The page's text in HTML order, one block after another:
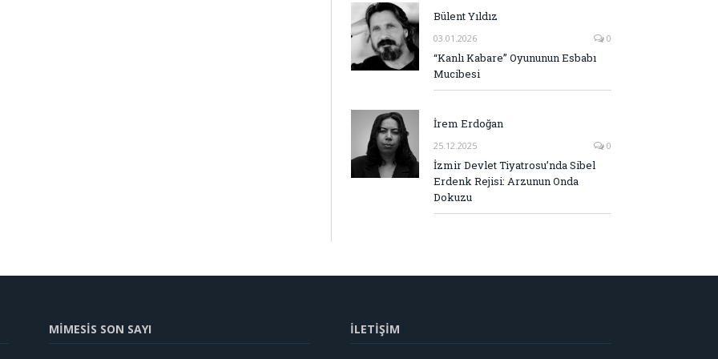
Bülent Yıldız
03.01.2026 0
“Kanlı Kabare” Oyununun Esbabı
Mucibesi
İrem Erdoğan
25.12.2025 0
İzmir Devlet Tiyatrosu’nda Sibel
Erdenk Rejisi: Arzunun Onda
Dokuzu
MİMESİS SON SAYI İLETİŞİM